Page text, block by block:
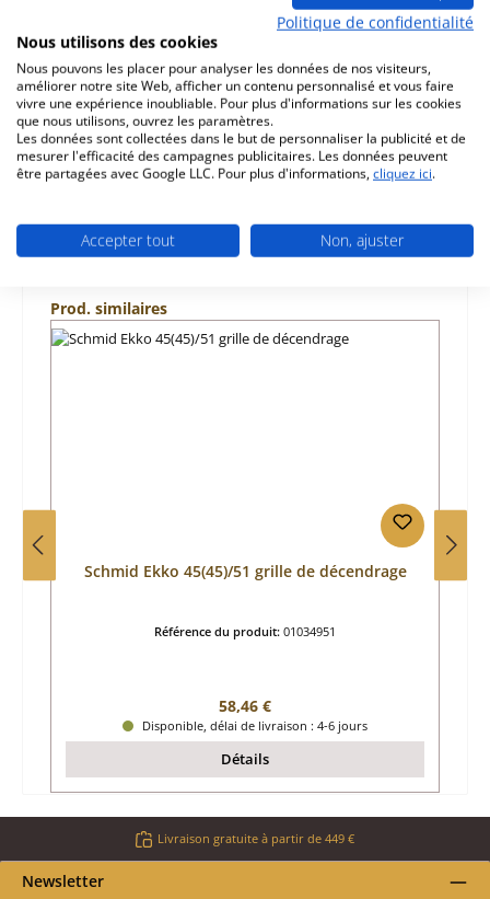
d‘origine revêtement de chambre de combustion A pour
le insert de cheminée Schmid Ekko 45(45)/80 Pour les
modèles avec un…Plus
Caractéristiques
Informations sur la sécurité du produit
Ignorer la galerie de produits
Prod. similaires
Schmid Ekko 45(45)/51 grille de décendrage
Référence du produit: 01034951
Prix régulier :
58,46 €
Disponible, délai de livraison : 4-6 jours
Détails
Livraison gratuite à partir de 449 €
Newsletter
Politique de confidentialité
Nous utilisons des cookies
Nous pouvons les placer pour analyser les données de nos visiteurs,
améliorer notre site Web, afficher un contenu personnalisé et vous faire
vivre une expérience inoubliable. Pour plus d'informations sur les cookies
que nous utilisons, ouvrez les paramètres.
Les données sont collectées dans le but de personnaliser la publicité et de
mesurer l'efficacité des campagnes publicitaires. Les données peuvent
être partagées avec Google LLC. Pour plus d'informations, cliquez ici.
Accepter tout Non, ajuster